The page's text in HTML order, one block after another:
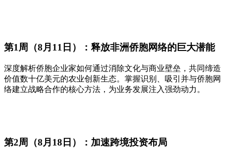
第1周（8月11日）：释放非洲侨胞网络的巨大潜能
深度解析侨胞企业家如何通过消除文化与商业壁垒，共同缔造
价值数十亿美元的农业创新生态。掌握识别、吸引并与侨胞网
络建立战略合作的核心方法，为业务发展注入强劲动力。
第2周（8月18日）：加速跨境投资布局